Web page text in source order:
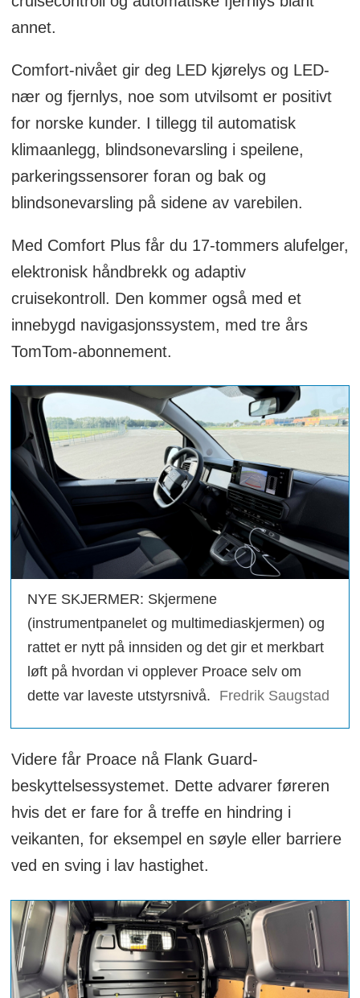
annet.
Comfort-nivået gir deg LED kjørelys og LED-
nær og fjernlys, noe som utvilsomt er positivt
for norske kunder. I tillegg til automatisk
klimaanlegg, blindsonevarsling i speilene,
parkeringssensorer foran og bak og
blindsonevarsling på sidene av varebilen.
Med Comfort Plus får du 17-tommers alufelger,
elektronisk håndbrekk og adaptiv
cruisekontroll. Den kommer også med et
innebygd navigasjonssystem, med tre års
TomTom-abonnement.
NYE SKJERMER: Skjermene
(instrumentpanelet og multimediaskjermen) og
rattet er nytt på innsiden og det gir et merkbart
løft på hvordan vi opplever Proace selv om
dette var laveste utstyrsnivå.
Fredrik Saugstad
Videre får Proace nå Flank Guard-
beskyttelsessystemet. Dette advarer føreren
hvis det er fare for å treffe en hindring i
veikanten, for eksempel en søyle eller barriere
ved en sving i lav hastighet.